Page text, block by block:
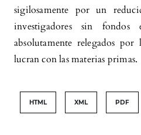
sigilosamente por un
investigadores sin fondos
absolutamente relegados por
lucran con las materias primas.
HTML XML PDF